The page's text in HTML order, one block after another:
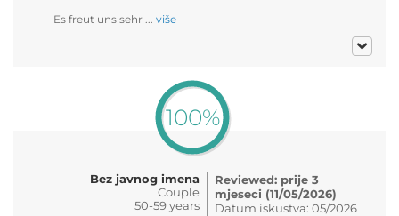
Es freut uns sehr ... više
100%
Bez javnog imena
Couple
50-59 years
Reviewed: prije 3
mjeseci (11/05/2026)
Datum iskustva: 05/2026